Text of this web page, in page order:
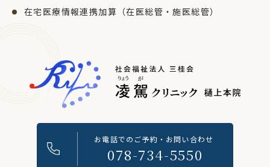
在宅医療情報連携加算（在医総管・施医総管）
お電話でのご予約・お問い合わせ
078-734-5550